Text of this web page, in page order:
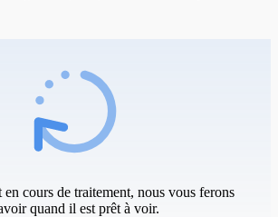
en cours de traitement, nous vous ferons
quand il est prêt à voir.